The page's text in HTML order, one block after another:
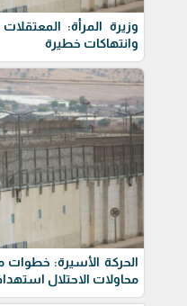
وزيرة المرأة:
وانتهاكات خطيرة
الحركة الأسيرة:
محاولات الاحتلال